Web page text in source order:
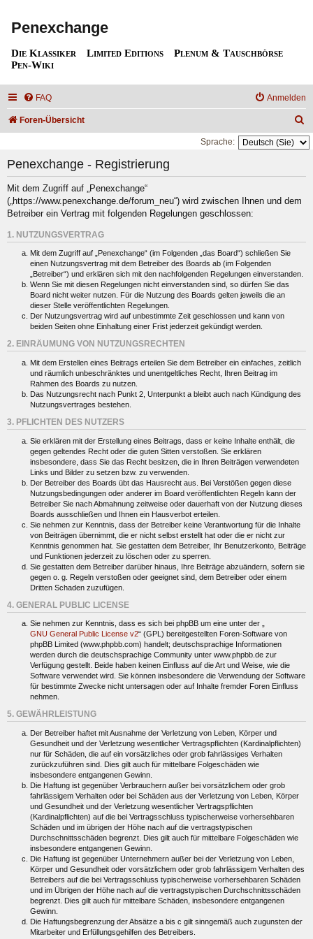
Penexchange
Die Klassiker Limited Editions
Plenum & Tauschbörse
Pen-Wiki
FAQ Anmelden
Foren-Übersicht
u
h
Sprache:
Penexchange - Registrierung
Mit dem Zugriff auf „Penexchange“
(„https://www.penexchange.de/forum_neu“) wird zwischen Ihnen und dem
Betreiber ein Vertrag mit folgenden Regelungen geschlossen:
1. NUTZUNGSVERTRAG
Mit dem Zugriff auf „Penexchange“ (im Folgenden „das Board“) schließen Sie
einen Nutzungsvertrag mit dem Betreiber des Boards ab (im Folgenden
„Betreiber“) und erklären sich mit den nachfolgenden Regelungen einverstanden.
Wenn Sie mit diesen Regelungen nicht einverstanden sind, so dürfen Sie das
Board nicht weiter nutzen. Für die Nutzung des Boards gelten jeweils die an
dieser Stelle veröffentlichten Regelungen.
Der Nutzungsvertrag wird auf unbestimmte Zeit geschlossen und kann von
beiden Seiten ohne Einhaltung einer Frist jederzeit gekündigt werden.
2. EINRÄUMUNG VON NUTZUNGSRECHTEN
Mit dem Erstellen eines Beitrags erteilen Sie dem Betreiber ein einfaches, zeitlich
und räumlich unbeschränktes und unentgeltliches Recht, Ihren Beitrag im
Rahmen des Boards zu nutzen.
Das Nutzungsrecht nach Punkt 2, Unterpunkt a bleibt auch nach Kündigung des
Nutzungsvertrages bestehen.
3. PFLICHTEN DES NUTZERS
Sie erklären mit der Erstellung eines Beitrags, dass er keine Inhalte enthält, die
gegen geltendes Recht oder die guten Sitten verstoßen. Sie erklären
insbesondere, dass Sie das Recht besitzen, die in Ihren Beiträgen verwendeten
Links und Bilder zu setzen bzw. zu verwenden.
Der Betreiber des Boards übt das Hausrecht aus. Bei Verstößen gegen diese
Nutzungsbedingungen oder anderer im Board veröffentlichten Regeln kann der
Betreiber Sie nach Abmahnung zeitweise oder dauerhaft von der Nutzung dieses
Boards ausschließen und Ihnen ein Hausverbot erteilen.
Sie nehmen zur Kenntnis, dass der Betreiber keine Verantwortung für die Inhalte
von Beiträgen übernimmt, die er nicht selbst erstellt hat oder die er nicht zur
Kenntnis genommen hat. Sie gestatten dem Betreiber, Ihr Benutzerkonto, Beiträge
und Funktionen jederzeit zu löschen oder zu sperren.
Sie gestatten dem Betreiber darüber hinaus, Ihre Beiträge abzuändern, sofern sie
gegen o. g. Regeln verstoßen oder geeignet sind, dem Betreiber oder einem
Dritten Schaden zuzufügen.
4. GENERAL PUBLIC LICENSE
Sie nehmen zur Kenntnis, dass es sich bei phpBB um eine unter der „
GNU General Public License v2“ (GPL) bereitgestellten Foren-Software von
phpBB Limited (www.phpbb.com) handelt; deutschsprachige Informationen
werden durch die deutschsprachige Community unter www.phpbb.de zur
Verfügung gestellt. Beide haben keinen Einfluss auf die Art und Weise, wie die
Software verwendet wird. Sie können insbesondere die Verwendung der Software
für bestimmte Zwecke nicht untersagen oder auf Inhalte fremder Foren Einfluss
nehmen.
5. GEWÄHRLEISTUNG
Der Betreiber haftet mit Ausnahme der Verletzung von Leben, Körper und
Gesundheit und der Verletzung wesentlicher Vertragspflichten (Kardinalpflichten)
nur für Schäden, die auf ein vorsätzliches oder grob fahrlässiges Verhalten
zurückzuführen sind. Dies gilt auch für mittelbare Folgeschäden wie
insbesondere entgangenen Gewinn.
Die Haftung ist gegenüber Verbrauchern außer bei vorsätzlichem oder grob
fahrlässigem Verhalten oder bei Schäden aus der Verletzung von Leben, Körper
und Gesundheit und der Verletzung wesentlicher Vertragspflichten
(Kardinalpflichten) auf die bei Vertragsschluss typischerweise vorhersehbaren
Schäden und im übrigen der Höhe nach auf die vertragstypischen
Durchschnittsschäden begrenzt. Dies gilt auch für mittelbare Folgeschäden wie
insbesondere entgangenen Gewinn.
Die Haftung ist gegenüber Unternehmern außer bei der Verletzung von Leben,
Körper und Gesundheit oder vorsätzlichem oder grob fahrlässigem Verhalten des
Betreibers auf die bei Vertragsschluss typischerweise vorhersehbaren Schäden
und im Übrigen der Höhe nach auf die vertragstypischen Durchschnittsschäden
begrenzt. Dies gilt auch für mittelbare Schäden, insbesondere entgangenen
Gewinn.
Die Haftungsbegrenzung der Absätze a bis c gilt sinngemäß auch zugunsten der
Mitarbeiter und Erfüllungsgehilfen des Betreibers.